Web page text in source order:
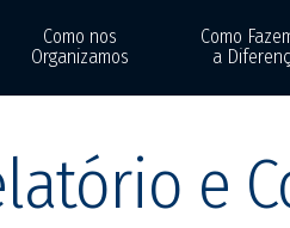
Como nos
Organizamos
Como
a
e